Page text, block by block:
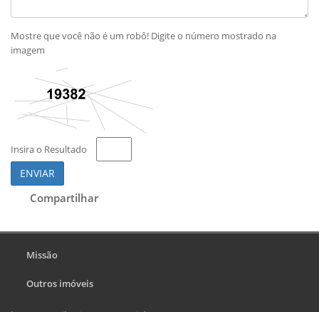
Mostre que você não é um robô! Digite o número mostrado na
imagem
Insira o Resultado
ENVIAR
Compartilhar
Missão
Outros imóveis